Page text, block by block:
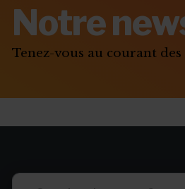
Notre
Tenez-vous au courant